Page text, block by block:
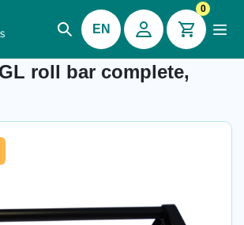
EN
0
roll bar complete,